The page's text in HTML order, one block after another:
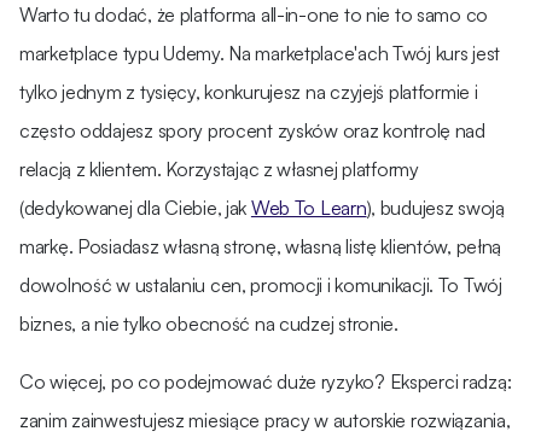
Warto tu dodać, że platforma all-in-one to nie to samo co
marketplace typu Udemy. Na marketplace'ach Twój kurs jest
tylko jednym z tysięcy, konkurujesz na czyjejś platformie i
często oddajesz spory procent zysków oraz kontrolę nad
relacją z klientem. Korzystając z własnej platformy
(dedykowanej dla Ciebie, jak Web To Learn), budujesz swoją
markę. Posiadasz własną stronę, własną listę klientów, pełną
dowolność w ustalaniu cen, promocji i komunikacji. To Twój
biznes, a nie tylko obecność na cudzej stronie.
Co więcej, po co podejmować duże ryzyko? Eksperci radzą:
zanim zainwestujesz miesiące pracy w autorskie rozwiązania,